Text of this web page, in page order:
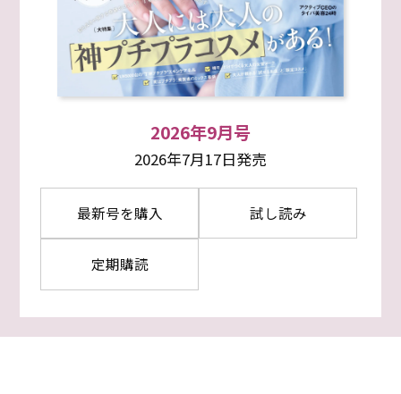
2026年9月号
2026年7月17日発売
最新号を購入 試し読み
定期購読